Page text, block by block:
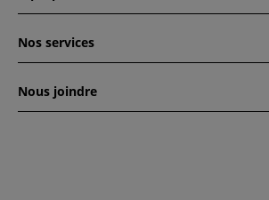
Nos services
Nous joindre